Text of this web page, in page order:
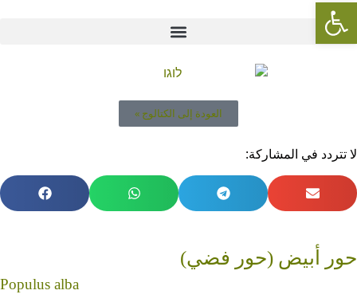
العودة إلى الكتالوج »
لا تتردد في المشاركة:
حور أبيض (حور فضي)
Populus alba
Open toolbar